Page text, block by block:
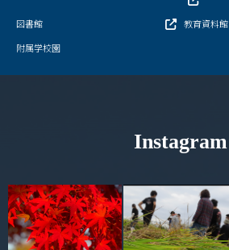
特別支援教育研究センター
保健センター
AED設置状況
お問い合わせ窓口一覧
図書館
教育資料館
附属学校園
Instagram